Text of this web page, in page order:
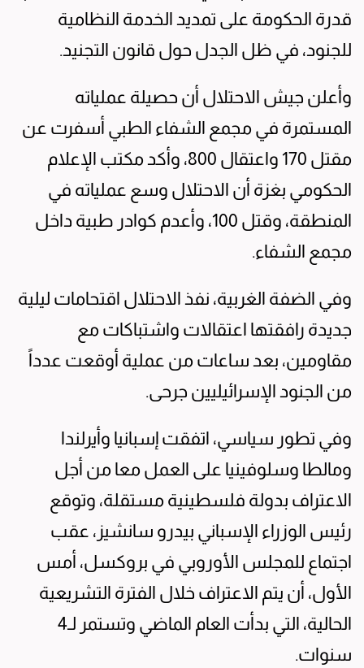
قدرة الحكومة على تمديد الخدمة النظامية
للجنود، في ظل الجدل حول قانون التجنيد.
وأعلن جيش الاحتلال أن حصيلة عملياته
المستمرة في مجمع الشفاء الطبي أسفرت عن
مقتل 170 واعتقال 800، وأكد مكتب الإعلام
الحكومي بغزة أن الاحتلال وسع عملياته في
المنطقة، وقتل 100، وأعدم كوادر طبية داخل
مجمع الشفاء.
وفي الضفة الغربية، نفذ الاحتلال اقتحامات ليلية
جديدة رافقتها اعتقالات واشتباكات مع
مقاومين، بعد ساعات من عملية أوقعت عدداً
من الجنود الإسرائيليين جرحى.
وفي تطور سياسي، اتفقت إسبانيا وأيرلندا
ومالطا وسلوفينيا على العمل معا من أجل
الاعتراف بدولة فلسطينية مستقلة، وتوقع
رئيس الوزراء الإسباني بيدرو سانشيز، عقب
اجتماع للمجلس الأوروبي في بروكسل، أمس
الأول، أن يتم الاعتراف خلال الفترة التشريعية
الحالية، التي بدأت العام الماضي وتستمر لـ4
سنوات.